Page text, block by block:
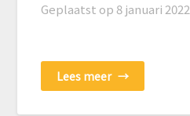
Geplaatst op 8 januari 2022
Lees meer →